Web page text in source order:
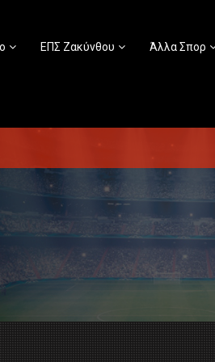
ΕΠΣ Ζακύνθου Άλλα Σπορ